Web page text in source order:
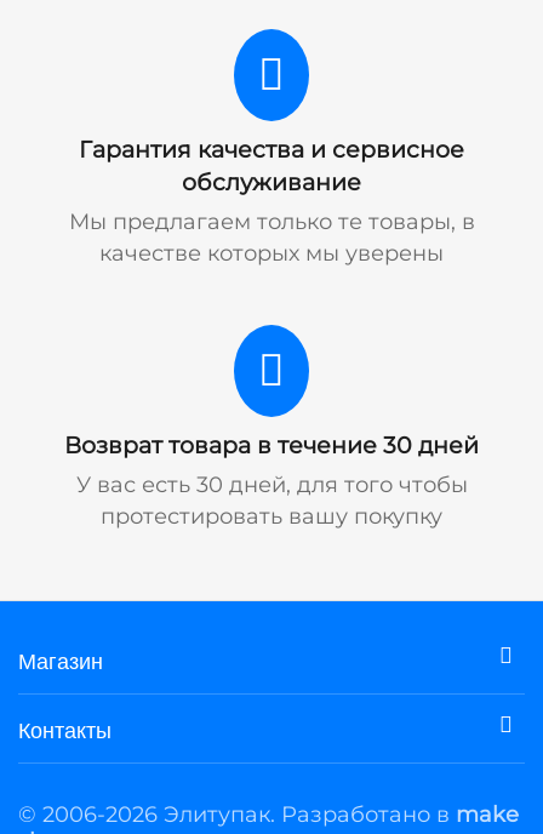
Гарантия качества и сервисное
обслуживание
Мы предлагаем только те товары, в
качестве которых мы уверены
Возврат товара в течение 30 дней
У вас есть 30 дней, для того чтобы
протестировать вашу покупку
Магазин
Контакты
© 2006-2026 Элитупак. Разработано в make